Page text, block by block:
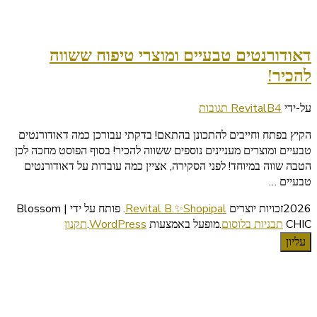
דאודורנטים טבעיים ומוצרי טיפוח ששווה
להכיר!
על-ידי RevitalB4 תגובות
על
טבעיים
ומוצרי
טיפוח
להכיר!
הקיץ בפתח וחייבים להתכונן בהתאם! בדקתי עבורכן כמה דאודורנטים
טבעיים ומוצרים מעניינים נוספים ששווה להכיר! בסוף הפוסט מחכה לכן
הטבה שווה במיוחד! לפני הסקירה, אציין כמה עובדות על דאודורנטים
טבעיים …
2026זכויות יוצרים
Revital B.✨Shopipal
.
פותח על ידי | Blossom
CHIC תבניות בלוסום.מופעל באמצעות WordPress
.תקנון
עליון